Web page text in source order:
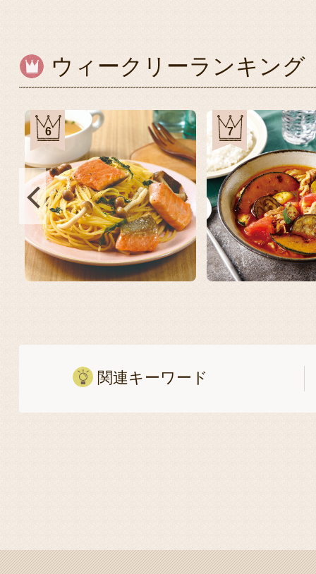
ウィークリーランキング
6 7
関連キーワード